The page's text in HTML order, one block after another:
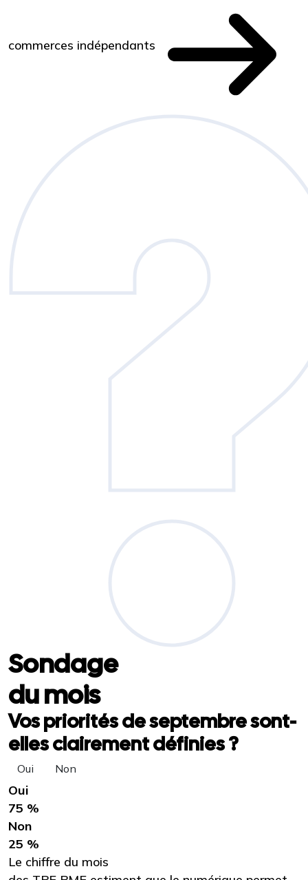
commerces indépendants
Sondage
du mois
Vos priorités de septembre sont-
elles clairement définies ?
Oui Non
Oui
75 %
Non
25 %
Le chiffre du mois